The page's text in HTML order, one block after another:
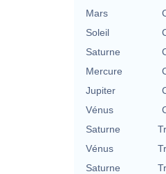
Mars
Soleil
Saturne
Mercure
Jupiter
Vénus
Saturne
Vénus
Saturne